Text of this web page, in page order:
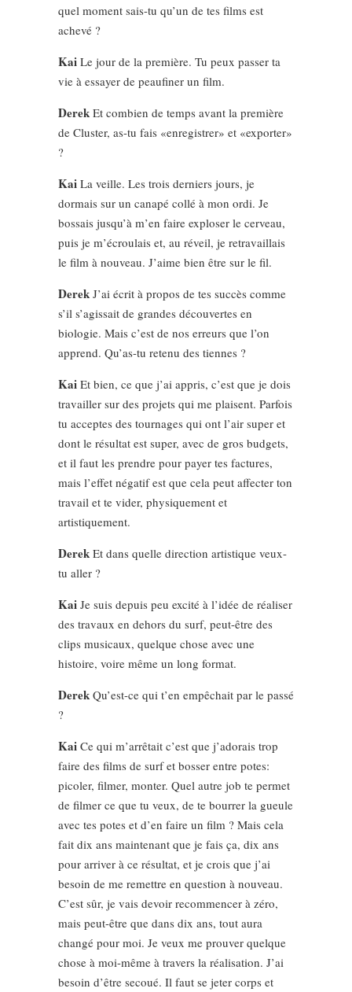
quel moment sais-tu qu’un de tes films est
achevé ?
Kai Le jour de la première. Tu peux passer ta
vie à essayer de peaufiner un film.
Derek Et combien de temps avant la première
de Cluster, as-tu fais «enregistrer» et «exporter»
?
Kai La veille. Les trois derniers jours, je
dormais sur un canapé collé à mon ordi. Je
bossais jusqu’à m’en faire exploser le cerveau,
puis je m’écroulais et, au réveil, je retravaillais
le film à nouveau. J’aime bien être sur le fil.
Derek J’ai écrit à propos de tes succès comme
s’il s’agissait de grandes découvertes en
biologie. Mais c’est de nos erreurs que l’on
apprend. Qu’as-tu retenu des tiennes ?
Kai Et bien, ce que j’ai appris, c’est que je dois
travailler sur des projets qui me plaisent. Parfois
tu acceptes des tournages qui ont l’air super et
dont le résultat est super, avec de gros budgets,
et il faut les prendre pour payer tes factures,
mais l’effet négatif est que cela peut affecter ton
travail et te vider, physiquement et
artistiquement.
Derek Et dans quelle direction artistique veux-
tu aller ?
Kai Je suis depuis peu excité à l’idée de réaliser
des travaux en dehors du surf, peut-être des
clips musicaux, quelque chose avec une
histoire, voire même un long format.
Derek Qu’est-ce qui t’en empêchait par le passé
?
Kai Ce qui m’arrêtait c’est que j’adorais trop
faire des films de surf et bosser entre potes:
picoler, filmer, monter. Quel autre job te permet
de filmer ce que tu veux, de te bourrer la gueule
avec tes potes et d’en faire un film ? Mais cela
fait dix ans maintenant que je fais ça, dix ans
pour arriver à ce résultat, et je crois que j’ai
besoin de me remettre en question à nouveau.
C’est sûr, je vais devoir recommencer à zéro,
mais peut-être que dans dix ans, tout aura
changé pour moi. Je veux me prouver quelque
chose à moi-même à travers la réalisation. J’ai
besoin d’être secoué. Il faut se jeter corps et